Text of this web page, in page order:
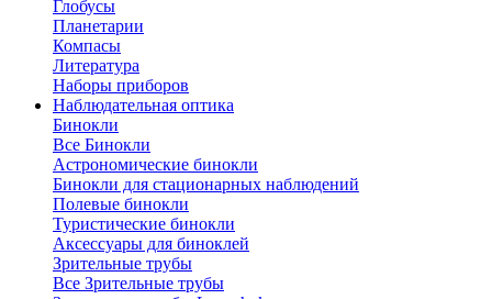
Глобусы
Планетарии
Компасы
Литература
Наборы приборов
Наблюдательная оптика
Бинокли
Все Бинокли
Астрономические бинокли
Бинокли для стационарных наблюдений
Полевые бинокли
Туристические бинокли
Аксессуары для биноклей
Зрительные трубы
Все Зрительные трубы